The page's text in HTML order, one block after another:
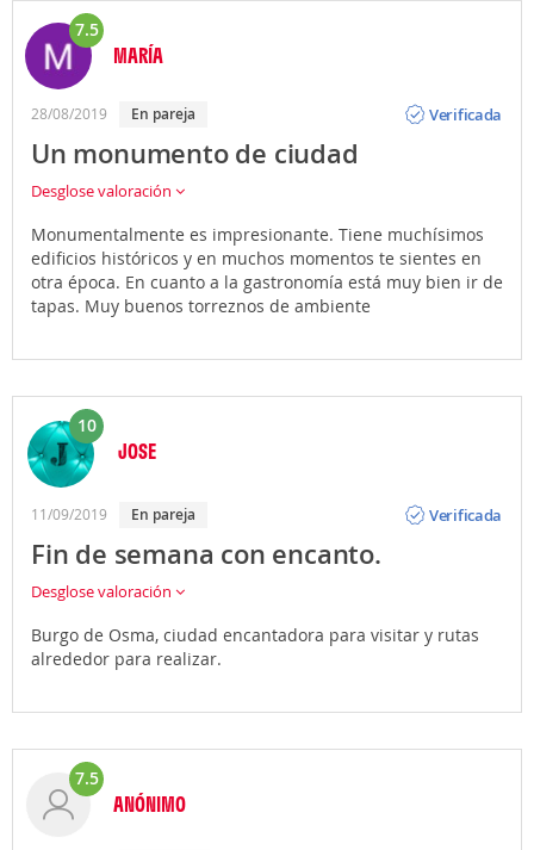
7.5
MARÍA
28/08/2019 En pareja
Verificada
Un monumento de ciudad
Desglose valoración
Monumentalmente es impresionante. Tiene muchísimos
edificios históricos y en muchos momentos te sientes en
otra época. En cuanto a la gastronomía está muy bien ir de
tapas. Muy buenos torreznos de ambiente
10
JOSE
11/09/2019 En pareja
Verificada
Fin de semana con encanto.
Desglose valoración
Burgo de Osma, ciudad encantadora para visitar y rutas
alrededor para realizar.
7.5
ANÓNIMO